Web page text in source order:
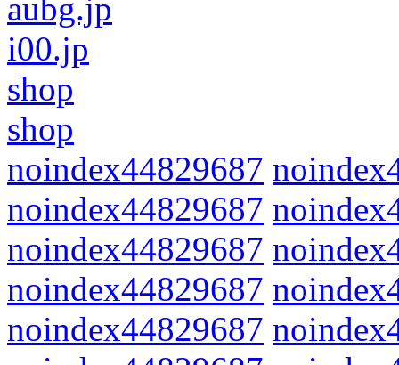
aubg.jp
i00.jp
shop
shop
noindex44829687
noindex44829687
noindex44829687
noindex44829687
noindex44829687